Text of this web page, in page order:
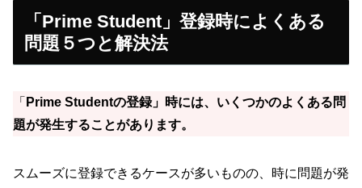
「Prime Student」登録時によくある
問題５つと解決法
「 Prime Studentの登録」時には、いくつかのよくある問
題が発生することがあります。
スムーズに登録できるケースが多いものの、時に問題が発